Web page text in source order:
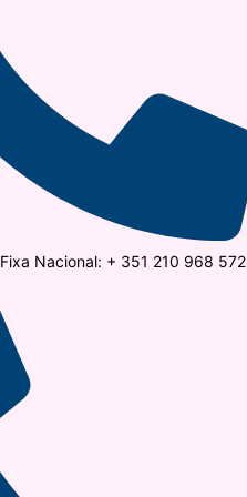
Nacional: + 351 210 968 572